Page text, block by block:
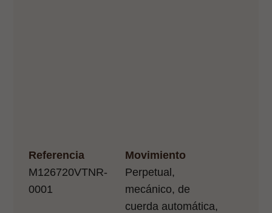
Referencia
M126720VTNR-
0001
Movimiento
Perpetual,
mecánico, de
cuerda automática,